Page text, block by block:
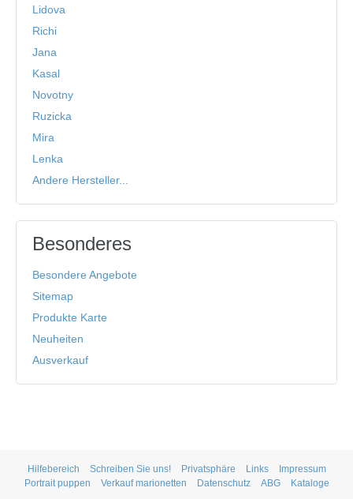
Lidova
Richi
Jana
Kasal
Novotny
Ruzicka
Mira
Lenka
Andere Hersteller...
Besonderes
Besondere Angebote
Sitemap
Produkte Karte
Neuheiten
Ausverkauf
Hilfebereich Schreiben Sie uns! Privatsphäre Links
Impressum
Portrait puppen
Verkauf marionetten Datenschutz ABG Kataloge